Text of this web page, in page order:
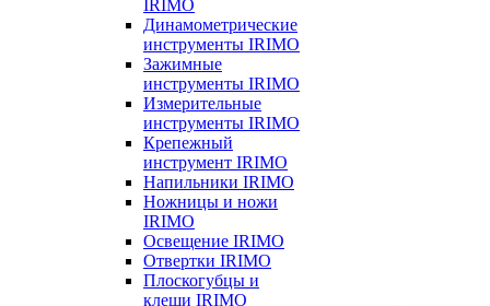
IRIMO
Динамометрические
инструменты IRIMO
Зажимные
инструменты IRIMO
Измерительные
инструменты IRIMO
Крепежный
инструмент IRIMO
Напильники IRIMO
Ножницы и ножи
IRIMO
Освещение IRIMO
Отвертки IRIMO
Плоскогубцы и
клещи IRIMO